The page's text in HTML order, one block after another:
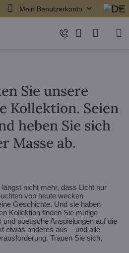
Mein Benutzerkonto
Sie unsere
Kollektion. Seien
heben Sie sich
Masse ab.
nicht mehr, dass Licht nur
von heute wecken
Geschichte. Und sie haben
Kollektion finden Sie mutige
poetische Anspielungen auf die
etwas anderes aus – und alle
Trauen Sie sich,